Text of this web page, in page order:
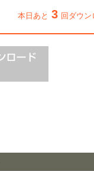
本日あと 3 回ダウン